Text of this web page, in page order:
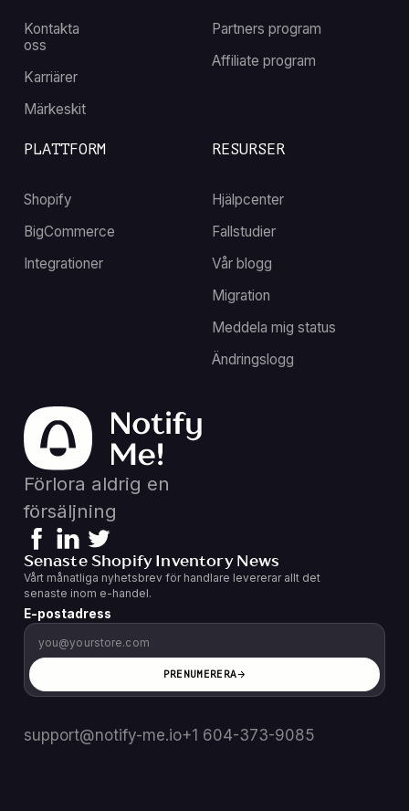
Kontakta
oss
Karriärer
Märkeskit
RESURSER
Hjälpcenter
Fallstudier
Vår blogg
Migration
Meddela mig status
Ändringslogg
Partners program
Affiliate program
PLATTFORM
Shopify
BigCommerce
Integrationer
Förlora aldrig en
försäljning
Senaste Shopify Inventory News
Vårt månatliga nyhetsbrev för handlare levererar allt det
senaste inom e-handel.
E-postadress
PRENUMERERA
support@notify-me.io+1 604-373-9085